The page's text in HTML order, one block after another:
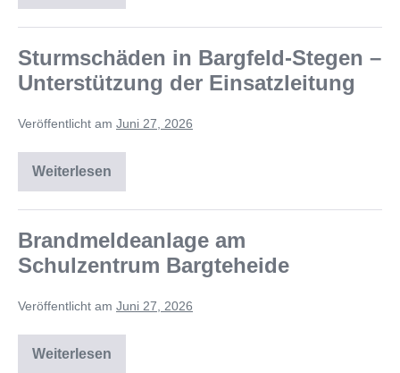
Sturmschäden in Bargfeld-Stegen –
Unterstützung der Einsatzleitung
Veröffentlicht am Juni 27, 2026
Weiterlesen
Brandmeldeanlage am
Schulzentrum Bargteheide
Veröffentlicht am Juni 27, 2026
Weiterlesen